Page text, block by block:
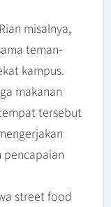
misalnya,
teman-
kampus.
makanan
tersebut
pencapaian
street food